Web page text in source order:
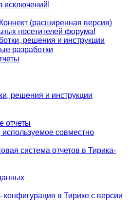
(расширенная версия)
посетителей форума!
решения и инструкции
разработки
решения и инструкции
отчеты
совместно
система отчетов в Тирика-
в Тирике с версии